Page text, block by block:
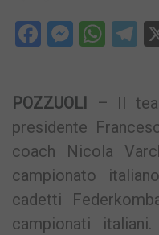
Facebook
POZZUOLI
– Il
presidente
coach Nicola
campionato
cadetti
campionati